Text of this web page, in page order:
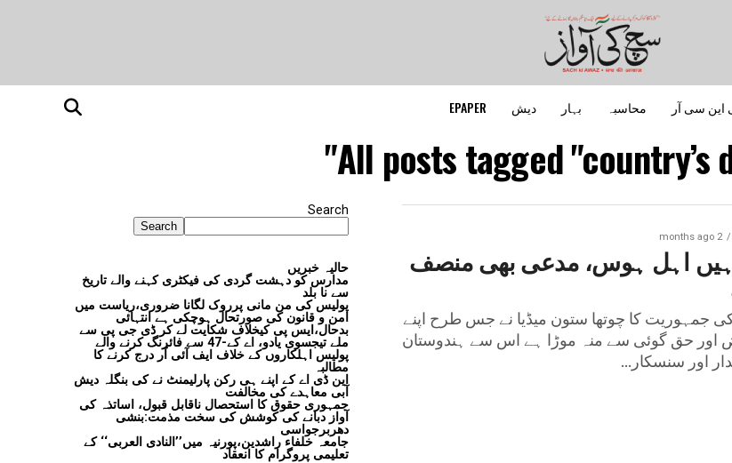
این سی آر محاسبہ بہار دیش EPAPER
All posts tagged "country’s
2 months ago
ہیں اہل ہوس، مدعی بھی منصف
جمہوریت کا چوتھا ستون میڈیا نے جس طرح اپنے
اور حق گوئی سے منہ موڑا ہے اس سے ہندوستان
اور سنسکار...
Search
Search
حالیہ خبریں
مدارس کو دہشت گردی کی فیکٹری کہنے والے تاریخ
سے نا بلد
پولیس کی من مانی پرروک لگانا ضروری،ریاست میں
امن و قانون کی صورتحال ہوچکی ہے انتہائی
بدحال،ایس پی کیخلاف شکایت لے کر ڈی جی پی سے
ملے تیجسوی یادو، اے کے-47 سے فائرنگ کرنے والے
پولیس اہلکاروں کے خلاف ایف آئی آر درج کرنے کا
مطالبہ
این ڈی اے کے اپنے ہی رکن پارلیمنٹ نے کی بنگلہ دیش
آبی معاہدے کی مخالفت
جمہوری حقوق کا استحصال ناقابل قبول، اساتذہ کی
آواز دبانے کی کوشش کی سخت مذمت:بنشی
دھربرجواسی
جامعہ خلفاء راشدین،پورنیہ میں’’النادی العربی‘‘ کے
تعلیمی پروگرام کا انعقاد